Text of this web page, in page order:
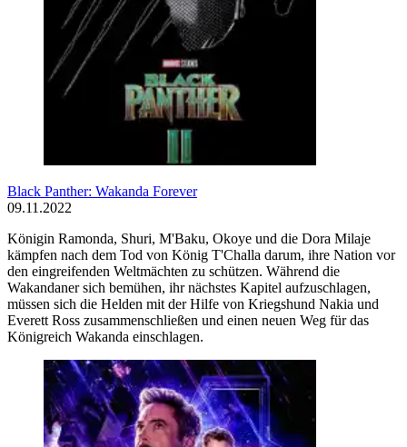
Black Panther: Wakanda Forever
09.11.2022
Königin Ramonda, Shuri, M'Baku, Okoye und die Dora Milaje
kämpfen nach dem Tod von König T'Challa darum, ihre Nation vor
den eingreifenden Weltmächten zu schützen. Während die
Wakandaner sich bemühen, ihr nächstes Kapitel aufzuschlagen,
müssen sich die Helden mit der Hilfe von Kriegshund Nakia und
Everett Ross zusammenschließen und einen neuen Weg für das
Königreich Wakanda einschlagen.